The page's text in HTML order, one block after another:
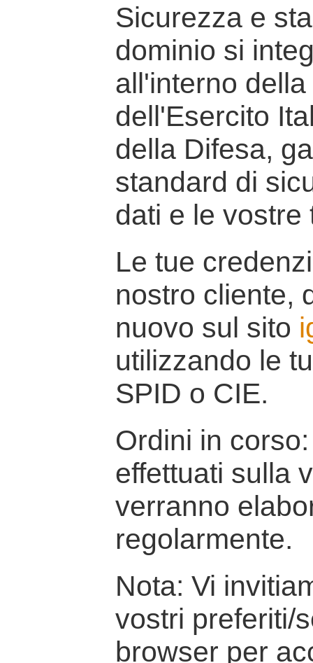
Sicurezza e
dominio si
all'interno
dell'Esercito
della Difesa,
standard di
dati e le vostre
Le tue
nostro cliente,
nuovo sul sito
utilizzando le
SPID o CIE.
Ordini in
effettuati sulla
verranno
regolarmente.
Nota: Vi
vostri preferiti/
browser per